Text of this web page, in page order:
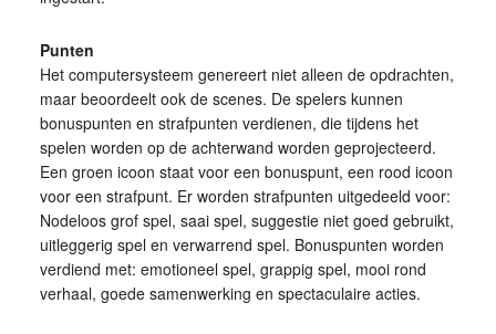
Punten
Het computersysteem genereert niet alleen de opdrachten,
maar beoordeelt ook de scenes. De spelers kunnen
bonuspunten en strafpunten verdienen, die tijdens het
spelen worden op de achterwand worden geprojecteerd.
Een groen icoon staat voor een bonuspunt, een rood icoon
voor een strafpunt. Er worden strafpunten uitgedeeld voor:
Nodeloos grof spel, saai spel, suggestie niet goed gebruikt,
uitleggerig spel en verwarrend spel. Bonuspunten worden
verdiend met: emotioneel spel, grappig spel, mooi rond
verhaal, goede samenwerking en spectaculaire acties.